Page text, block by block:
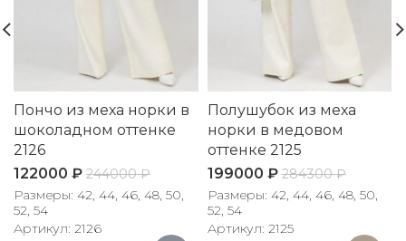
Пончо из меха норки в
шоколадном оттенке
2126
122000 ₽ 244000₽
Размеры: 42, 44, 46, 48, 50,
52, 54
Артикул: 2126
Полушубок из меха
норки в медовом
оттенке 2125
199000 ₽ 284300₽
Размеры: 42, 44, 46, 48, 50,
52, 54
Артикул: 2125